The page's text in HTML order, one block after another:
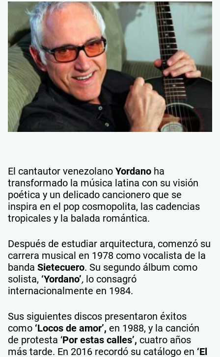
El cantautor venezolano Yordano ha
transformado la música latina con su visión
poética y un delicado cancionero que se
inspira en el pop cosmopolita, las cadencias
tropicales y la balada romántica.
Después de estudiar arquitectura, comenzó su
carrera musical en 1978 como vocalista de la
banda Sietecuero. Su segundo álbum como
solista, ‘Yordano’, lo consagró
internacionalmente en 1984.
Sus siguientes discos presentaron éxitos
como ‘Locos de amor’, en 1988, y la canción
de protesta ‘Por estas calles’, cuatro años
más tarde. En 2016 recordó su catálogo en ‘El